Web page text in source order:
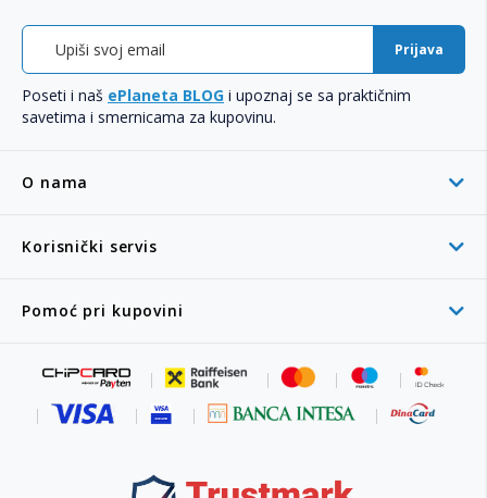
O nama
Korisnički servis
Pomoć pri kupovini
Prijava
Poseti i naš ePlaneta BLOG i upoznaj se sa praktičnim
savetima i smernicama za kupovinu.